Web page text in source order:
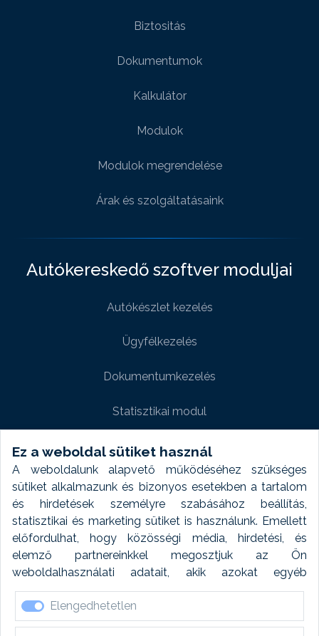
Ez a weboldal sütiket használ
A weboldalunk alapvető működéséhez szükséges
sütiket alkalmazunk és bizonyos esetekben a tartalom
és hirdetések személyre szabásához beállítás,
statisztikai és marketing sütiket is használunk. Emellett
előfordulhat, hogy közösségi média, hirdetési, és
elemző partnereinkkel megosztjuk az Ön
weboldalhasználati adatait, akik azokat egyéb
forrásokból gyűjtött adatokkal kombinálhatják. A sütik
elfogadásával kapcsolatosan naplózást végzünk és
ezen adatokat 6 hónap után automatikusan töröljük. A
Elengedhetetlen
Biztositás
Dokumentumok
Kalkulátor
Modulok
Modulok megrendelése
Árak és szolgáltatásaink
Autókereskedő szoftver moduljai
Autókészlet kezelés
Ügyfélkezelés
Dokumentumkezelés
Statisztikai modul
Weboldal modul
Fényképtár extra modul
Autómosó modul
Feladatütemezés